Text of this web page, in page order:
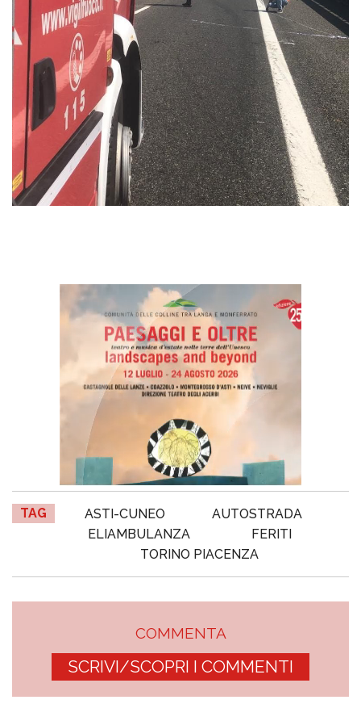
TAG ASTI-CUNEO
AUTOSTRADA
ELIAMBULANZA
FERITI
TORINO PIACENZA
COMMENTA
SCRIVI/SCOPRI I COMMENTI